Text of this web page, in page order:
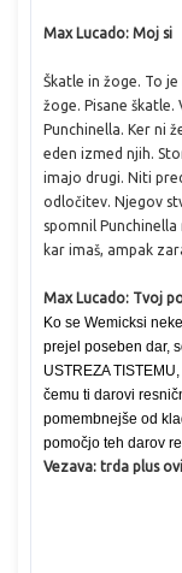
Max Lucado: Moj si
Škatle in žoge. To
žoge. Pisane škatle.
Punchinella. Ker ni
eden izmed njih.
imajo drugi. Niti
odločitev. Njegov
spomnil
kar imaš, ampak
Max Lucado: Tvoj
Ko se Wemicksi
prejel poseben dar,
USTREZA
čemu ti darovi
pomembnejše od
pomočjo teh darov
Vezava: trda plus